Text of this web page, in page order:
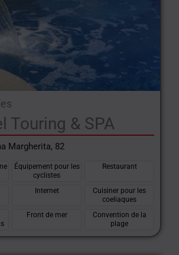
Touring & SPA
Margherita, 82
Équipement pour les
cyclistes
Restaurant
Internet
Cuisiner pour les
coeliaques
Front de mer
Convention de la
plage